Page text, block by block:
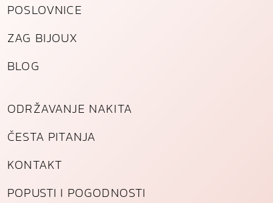
a
POSLOVNICE
ZAG BIJOUX
BLOG
ODRŽAVANJE NAKITA
ČESTA PITANJA
KONTAKT
POPUSTI I POGODNOSTI